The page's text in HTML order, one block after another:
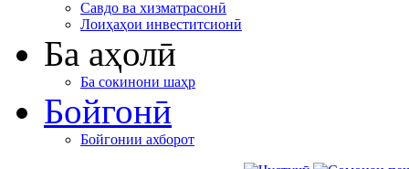
Савдо ва хизматрасонӣ
Лоиҳаҳои инвеститсионӣ
Ба аҳолӣ
Ба сокинони шаҳр
Бойгонӣ
Бойгонии ахборот